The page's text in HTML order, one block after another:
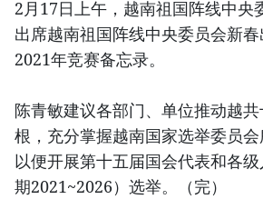
2月17日上午，越南祖国阵线中央
出席越南祖国阵线中央委员会新
2021年竞赛备忘录。
陈青敏建议各部门、单位推动越
根，充分掌握越南国家选举委员
以便开展第十五届国会代表和各
期2021~2026）选举。（完）